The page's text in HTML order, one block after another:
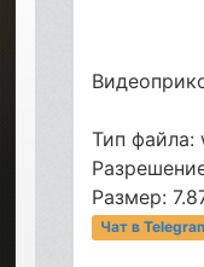
Тип файла:
Размер:
Чат в